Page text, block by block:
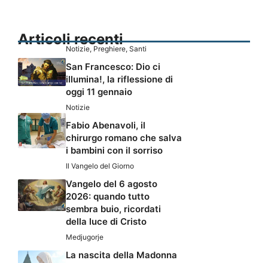
Articoli recenti
Notizie, Preghiere, Santi
San Francesco: Dio ci
illumina!, la riflessione di
oggi 11 gennaio
Notizie
Fabio Abenavoli, il
chirurgo romano che salva
i bambini con il sorriso
Il Vangelo del Giorno
Vangelo del 6 agosto
2026: quando tutto
sembra buio, ricordati
della luce di Cristo
Medjugorje
La nascita della Madonna